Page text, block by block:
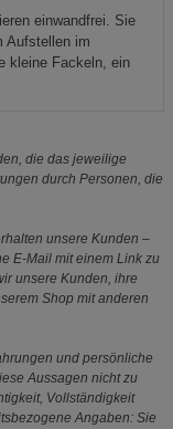
einwandfrei. Sie
Aufstellen im
kleine Fackeln, ein
die das jeweilige
durch Personen, die
unsere Kunden –
E-Mail mit einem Link zu
unsere Kunden, ihre
Shop mit anderen
und persönliche
Aussagen nicht zu
Vollständigkeit
Angaben: Sie